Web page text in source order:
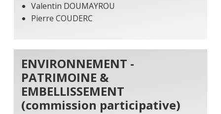
Valentin DOUMAYROU
Pierre COUDERC
ENVIRONNEMENT -
PATRIMOINE &
EMBELLISSEMENT
(commission participative)